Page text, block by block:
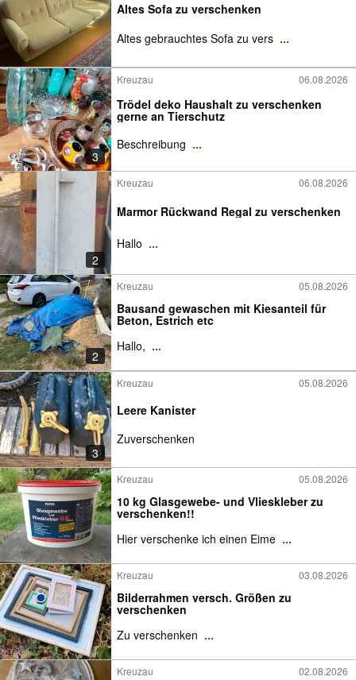
Altes Sofa zu verschenken
Altes gebrauchtes Sofa zu vers ...
3
Kreuzau 06.08.2026
Trödel deko Haushalt zu verschenken
gerne an Tierschutz
Beschreibung ...
2
Kreuzau 06.08.2026
Marmor Rückwand Regal zu verschenken
Hallo ...
2
Kreuzau 05.08.2026
Bausand gewaschen mit Kiesanteil für
Beton, Estrich etc
Hallo, ...
3
Kreuzau 05.08.2026
Leere Kanister
Zuverschenken
Kreuzau 05.08.2026
10 kg Glasgewebe- und Vlieskleber zu
verschenken!!
Hier verschenke ich einen Eime ...
Kreuzau 03.08.2026
Bilderrahmen versch. Größen zu
verschenken
Zu verschenken ...
Kreuzau 02.08.2026